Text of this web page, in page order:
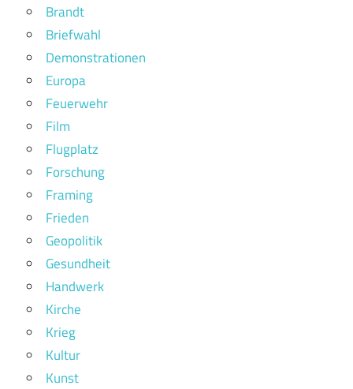
Brandt
Briefwahl
Demonstrationen
Europa
Feuerwehr
Film
Flugplatz
Forschung
Framing
Frieden
Geopolitik
Gesundheit
Handwerk
Kirche
Krieg
Kultur
Kunst